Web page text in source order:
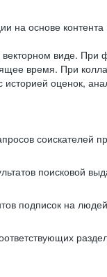
основе
виде. При
время. При
оценок,
соискателей
поисковой
подписок на